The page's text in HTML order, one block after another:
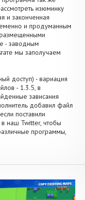
изюминку
и законченная
и продуманным
- заводным
мы заполучаем
доступ) - вариация
- 1.3.5, в
зависания
добавил файл
поставили
наш Twitter, чтобы
программы,